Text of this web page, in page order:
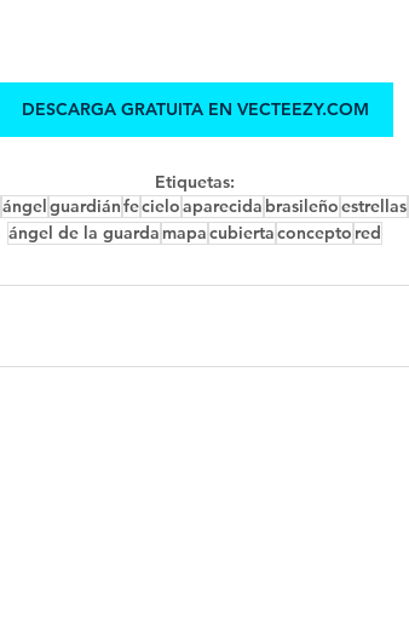
DESCARGA GRATUITA EN VECTEEZY.COM
Etiquetas:
ángelguardiánfecieloaparecida brasileñoestrellas
ángel de la guarda mapacubiertaconcepto red